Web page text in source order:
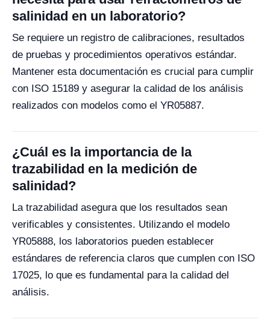
salinidad en un laboratorio?
Se requiere un registro de calibraciones, resultados
de pruebas y procedimientos operativos estándar.
Mantener esta documentación es crucial para cumplir
con ISO 15189 y asegurar la calidad de los análisis
realizados con modelos como el YR05887.
¿Cuál es la importancia de la
trazabilidad en la medición de
salinidad?
La trazabilidad asegura que los resultados sean
verificables y consistentes. Utilizando el modelo
YR05888, los laboratorios pueden establecer
estándares de referencia claros que cumplen con ISO
17025, lo que es fundamental para la calidad del
análisis.